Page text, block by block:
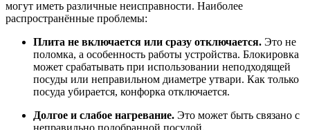
могут иметь различные неисправности. Наиболее
распространённые проблемы:
Плита не включается или сразу отключается. Это не
поломка, а особенность работы устройства. Блокировка
может срабатывать при использовании неподходящей
посуды или неправильном диаметре утвари. Как только
посуда убирается, конфорка отключается.
Долгое и слабое нагревание. Это может быть связано с